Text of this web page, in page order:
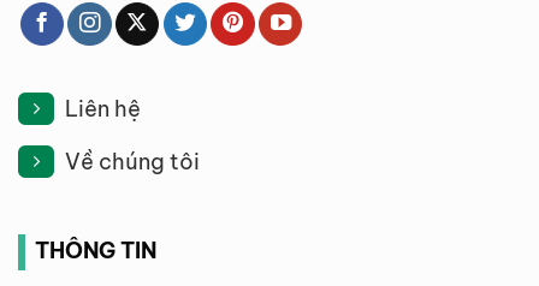
Liên hệ
Về chúng tôi
THÔNG TIN